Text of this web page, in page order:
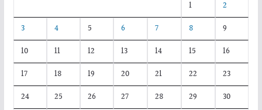
1
2
3
4 5 6 7 8
9
10
11 12 13 14 15
16
17
18 19 20 21 22
23
24
25 26 27 28 29
30